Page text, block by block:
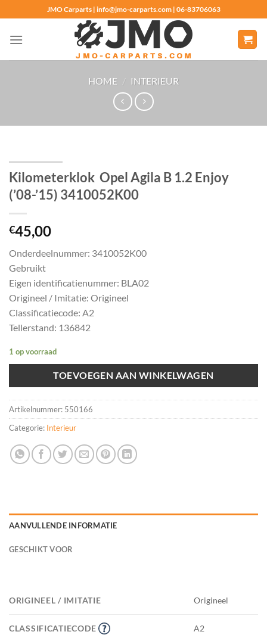
naar
inhoud
JMO Carparts | info@jmo-carparts.com | 06-83706063
HOME / INTERIEUR
Kilometerklok Opel Agila B 1.2 Enjoy
(’08-’15) 3410052K00
€45,00
Onderdeelnummer: 3410052K00
Gebruikt
Eigen identificatienummer: BLA02
Origineel / Imitatie: Origineel
Classificatiecode: A2
Tellerstand: 136842
1 op voorraad
TOEVOEGEN AAN WINKELWAGEN
Artikelnummer: 550166
Categorie: Interieur
AANVULLENDE INFORMATIE
GESCHIKT VOOR
ORIGINEEL / IMITATIE Origineel
CLASSIFICATIECODE A2